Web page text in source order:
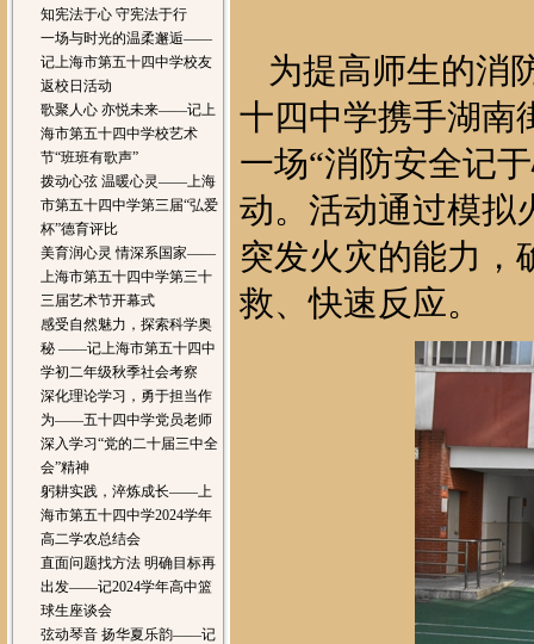
知宪法于心 守宪法于行
一场与时光的温柔邂逅——
记上海市第五十四中学校友
返校日活动
歌聚人心 亦悦未来——记上
海市第五十四中学校艺术
节“班班有歌声”
拨动心弦 温暖心灵——上海
市第五十四中学第三届“弘爱
杯”德育评比
美育润心灵 情深系国家——
上海市第五十四中学第三十
三届艺术节开幕式
感受自然魅力，探索科学奥
秘 ——记上海市第五十四中
学初二年级秋季社会考察
深化理论学习，勇于担当作
为——五十四中学党员老师
深入学习“党的二十届三中全
会”精神
躬耕实践，淬炼成长——上
海市第五十四中学2024学年
高二学农总结会
直面问题找方法 明确目标再
出发——记2024学年高中篮
球生座谈会
弦动琴音 扬华夏乐韵——记
为提高师生的消
十四中学携手湖南
一场“消防安全记
动。活动通过模拟
突发火灾的能力，
救、快速反应。